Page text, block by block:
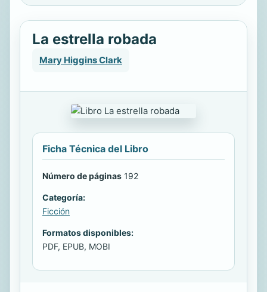
La estrella robada
Mary Higgins Clark
Ficha Técnica del Libro
Número de páginas 192
Categoría:
Ficción
Formatos disponibles:
PDF, EPUB, MOBI